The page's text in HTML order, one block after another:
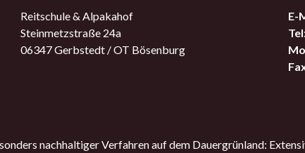
Reitschule & Alpakahof
Steinmetzstraße 24a
06347 Gerbstedt / OT Bösenburg
E-
nachhaltiger Verfahren auf dem Dauergrünland: